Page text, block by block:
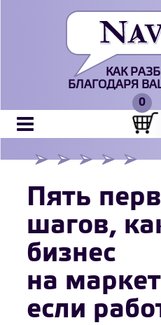
КАК
БЛАГОДАРЯ
Пять
шагов,
бизнес
на
если